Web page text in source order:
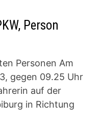
Person
Personen Am
gegen 09.25 Uhr
auf der
in Richtung